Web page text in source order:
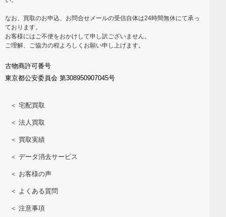
なお、買取のお申込、お問合せメールの受信自体は24時間無休にて承っ
ております。
お客様にはご不便をおかけして申し訳ございません。
ご理解、ご協力の程よろしくお願い申し上げます。
古物商許可番号
東京都公安委員会 第308950907045号
＜ 宅配買取
＜ 法人買取
＜ 買取実績
＜ データ消去サービス
＜ お客様の声
＜ よくある質問
＜ 注意事項